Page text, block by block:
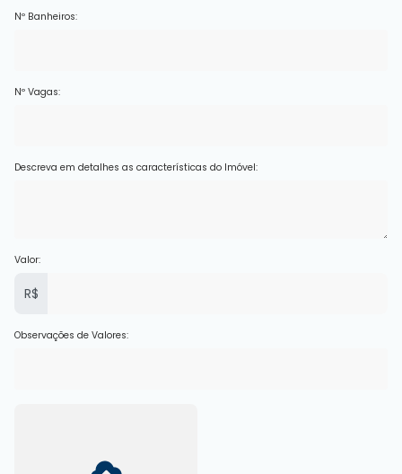
Nº Banheiros:
Nº Vagas:
Descreva em detalhes as características do Imóvel:
Valor:
R$
Observações de Valores: